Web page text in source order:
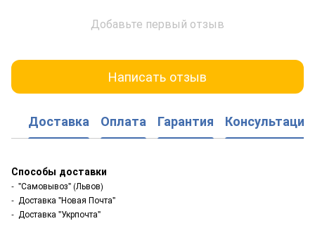
Добавьте первый отзыв
Написать отзыв
Доставка Оплата Гарантия Консультация
Способы доставки
- "Самовывоз" (Львов)
- Доставка "Новая Почта"
- Доставка "Укрпочта"